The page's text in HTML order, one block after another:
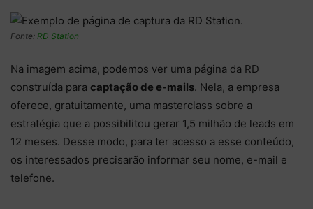
Fonte: RD Station
Na imagem acima, podemos ver uma página da RD
construída para captação de e-mails. Nela, a empresa
oferece, gratuitamente, uma masterclass sobre a
estratégia que a possibilitou gerar 1,5 milhão de leads em
12 meses. Desse modo, para ter acesso a esse conteúdo,
os interessados precisarão informar seu nome, e-mail e
telefone.